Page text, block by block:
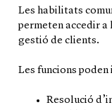
Les habilitats
permeten accedir
gestió de clients.
Les funcions poden
Resolució